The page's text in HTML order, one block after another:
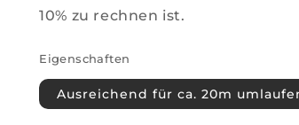
10% zu rechnen ist.
Eigenschaften
Ausreichend für ca. 20m